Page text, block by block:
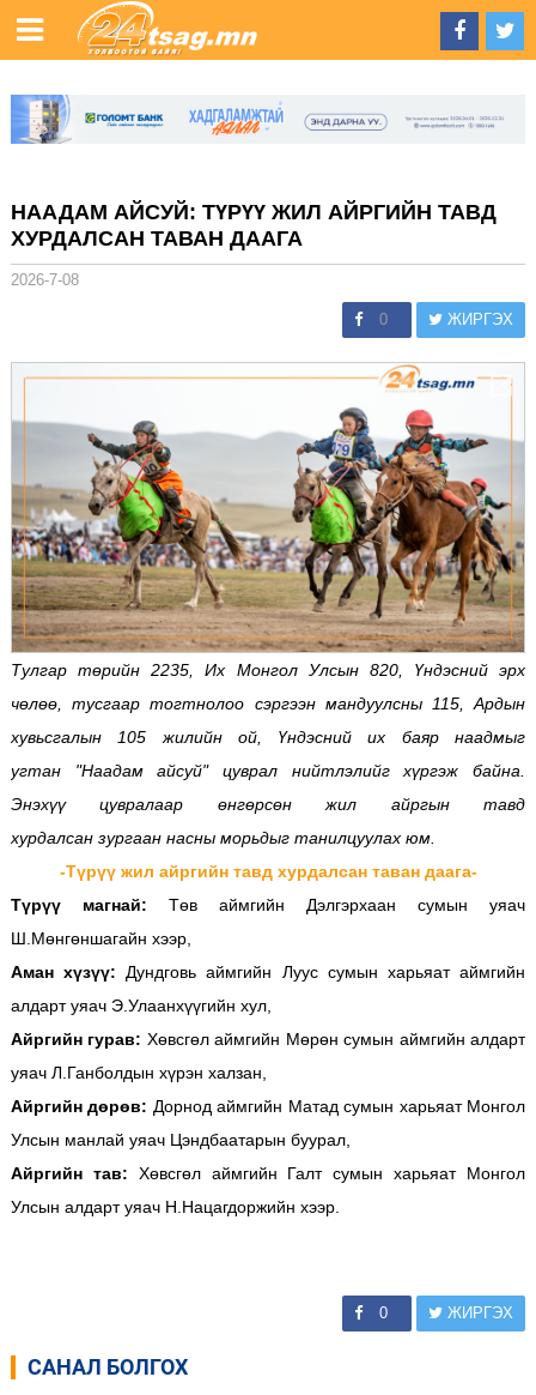
НААДАМ АЙСУЙ: ТҮРҮҮ ЖИЛ АЙРГИЙН ТАВД
ХУРДАЛСАН ТАВАН ДААГА
2026-7-08
0 ЖИРГЭХ
Тулгар төрийн 2235, Их Монгол Улсын 820, Үндэсний эрх
чөлөө, тусгаар тогтнолоо сэргээн мандуулсны 115, Ардын
хувьсгалын 105 жилийн ой, Үндэсний их баяр наадмыг
угтан "Наадам айсуй" цуврал нийтлэлийг хүргэж байна.
Энэхүү цувралаар өнгөрсөн жил айргын тавд
хурдалсан зургаан насны морьдыг танилцуулах юм.
-Түрүү жил айргийн тавд хурдалсан таван даага-
Түрүү магнай: Төв аймгийн Дэлгэрхаан сумын уяач
Ш.Мөнгөншагайн хээр,
Аман хүзүү: Дундговь аймгийн Луус сумын харьяат аймгийн
алдарт уяач Э.Улаанхүүгийн хул,
Айргийн гурав: Хөвсгөл аймгийн Мөрөн сумын аймгийн алдарт
уяач Л.Ганболдын хүрэн халзан,
Айргийн дөрөв: Дорнод аймгийн Матад сумын харьяат Монгол
Улсын манлай уяач Цэндбаатарын буурал,
Айргийн тав: Хөвсгөл аймгийн Галт сумын харьяат Монгол
Улсын алдарт уяач Н.Нацагдоржийн хээр.
0 ЖИРГЭХ
САНАЛ БОЛГОХ